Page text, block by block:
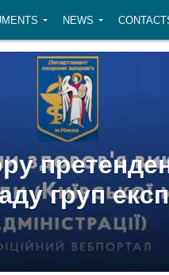
NEWS
груп